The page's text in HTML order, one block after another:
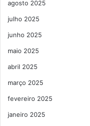
agosto 2025
julho 2025
junho 2025
maio 2025
abril 2025
março 2025
fevereiro 2025
janeiro 2025